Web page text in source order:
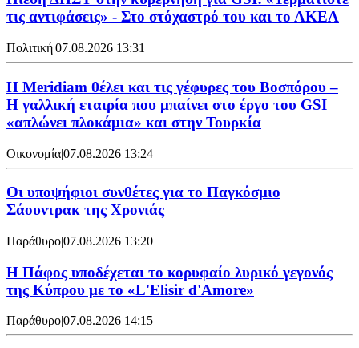
τις αντιφάσεις» - Στο στόχαστρό του και το ΑΚΕΛ
Πολιτική|07.08.2026 13:31
Η Meridiam θέλει και τις γέφυρες του Βοσπόρου –
Η γαλλική εταιρία που μπαίνει στο έργο του GSI
«απλώνει πλοκάμια» και στην Τουρκία
Οικονομία|07.08.2026 13:24
Οι υποψήφιοι συνθέτες για το Παγκόσμιο
Σάουντρακ της Χρονιάς
Παράθυρο|07.08.2026 13:20
Η Πάφος υποδέχεται το κορυφαίο λυρικό γεγονός
της Κύπρου με το «L'Elisir d'Amore»
Παράθυρο|07.08.2026 14:15